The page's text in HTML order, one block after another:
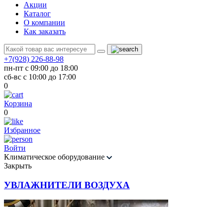
Акции
Каталог
О компании
Как заказать
+7(928) 226-88-98
пн-пт с 09:00 до 18:00
сб-вс с 10:00 до 17:00
0
Корзина
0
Избранное
Войти
Климатическое оборудование
Закрыть
УВЛАЖНИТЕЛИ ВОЗДУХА